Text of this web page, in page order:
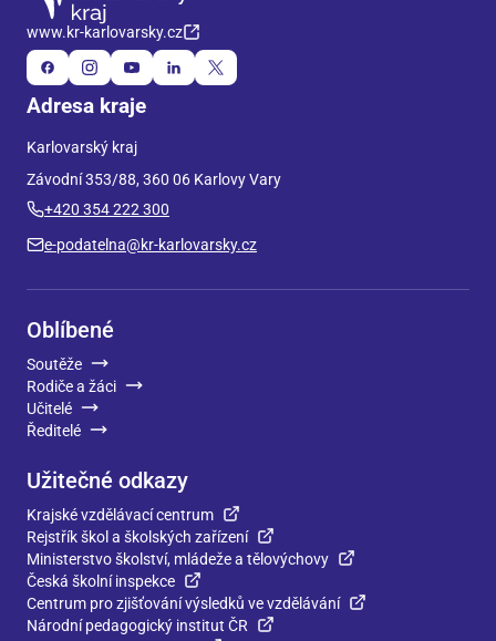
www.kr-karlovarsky.cz
Adresa kraje
Karlovarský kraj
Závodní 353/88, 360 06 Karlovy Vary
+420 354 222 300
e-podatelna@kr-karlovarsky.cz
Oblíbené
Soutěže
Rodiče a žáci
Učitelé
Ředitelé
Užitečné odkazy
Krajské vzdělávací centrum
Rejstřík škol a školských zařízení
Ministerstvo školství, mládeže a tělovýchovy
Česká školní inspekce
Centrum pro zjišťování výsledků ve vzdělávání
Národní pedagogický institut ČR